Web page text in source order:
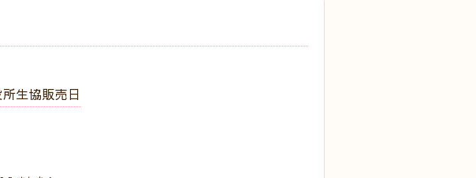
生協販売日